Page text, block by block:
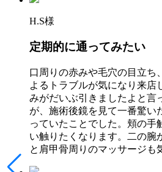
H.S様
定期的に通ってみたい
口周りの赤みや毛穴の目立ち
よるトラブルが気になり来店
みがだいぶ引きましたよと言
が、施術後鏡を見て一番驚い
っていたことでした。頬の手
い触りたくなります。二の腕
と肩甲骨周りのマッサージも